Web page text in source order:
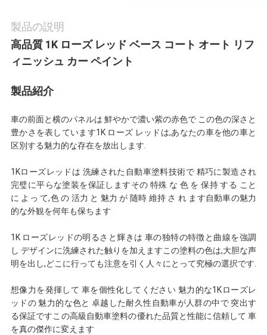
合
わ
せ
ニ
ュ
ー
ス
見
積
依
製品の説明
高品質 1K ローズ レッド ベース コート オート リフ
ィニッシュ カー ペイント
製品紹介
車の前面と横のパネルは 鮮やかで濃い紫の赤色で この色の深さと
豊かさを表しています1K ローズ レッドは,あなたの車を他の車と
区別する魅力的な存在を放出します.
1Kローズレッドは 洗練された自動車塗料技術で 精巧に製造され
完璧に平らな塗装を保証しますその 特殊 な 色 を 保持 する こと
に よっ て,色 の 活力 と 魅力 が 随時 維持 さ れ ます自動車の魅力
的な外観を何年も保ちます
1K ローズレッドの明るさと輝きは 車の独特の特徴と曲線を強調
し デザインに洗練された触りを加えますこの塗料の色は,大胆な声
明を出し,どこに行っても注意を引く人々にとって究極の選択です.
想像力を発揮して 車を個性化してください 魅力的な1Kローズレ
ッドの 魅力的な色と 卓越した耐久性自動車が人群の中で 突出す
る保証ですこの高級自動車塗料の優れた品質と性能に信頼して 車
を真の傑作に変えます